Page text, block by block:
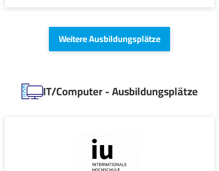
Weitere Ausbildungsplätze
IT/Computer - Ausbildungsplätze